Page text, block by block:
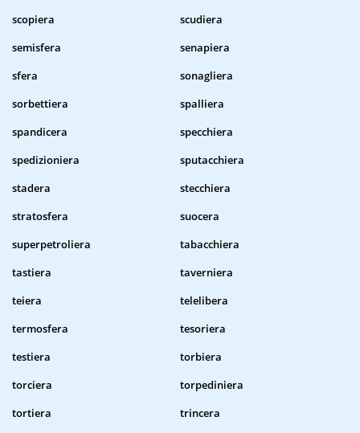
scopiera
scudiera
semisfera
senapiera
sfera
sonagliera
sorbettiera
spalliera
spandicera
specchiera
spedizioniera
sputacchiera
stadera
stecchiera
stratosfera
suocera
superpetroliera
tabacchiera
tastiera
taverniera
teiera
telelibera
termosfera
tesoriera
testiera
torbiera
torciera
torpediniera
tortiera
trincera